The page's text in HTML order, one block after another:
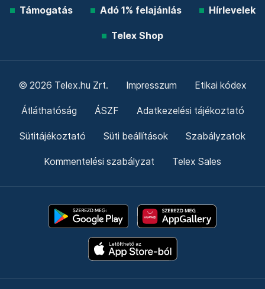
Támogatás Adó 1% felajánlás Hírlevelek
Telex Shop
© 2026 Telex.hu Zrt. Impresszum Etikai kódex
Átláthatóság ÁSZF Adatkezelési tájékoztató
Sütitájékoztató Süti beállítások Szabályzatok
Kommentelési szabályzat Telex Sales